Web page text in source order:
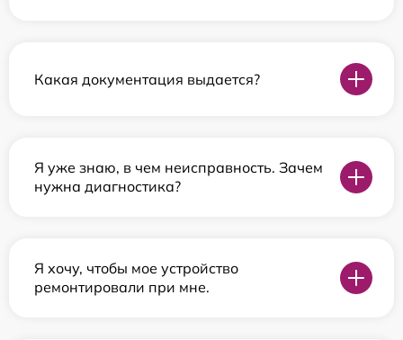
Какая документация выдается?
Я уже знаю, в чем неисправность. Зачем
нужна диагностика?
Я хочу, чтобы мое устройство
ремонтировали при мне.